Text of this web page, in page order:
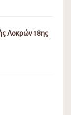
Λοκρών 18ης